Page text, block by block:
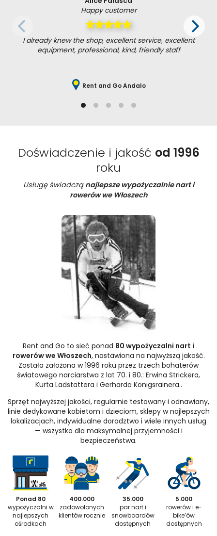
Happy customer
I already knew the shop, excellent service, excellent
equipment, professional, kind, friendly staff
Rent and Go Andalo
Doświadczenie i jakość od 1996
roku
Usługę świadczą najlepsze wypożyczalnie nart i
rowerów we Włoszech
Rent and Go to sieć ponad 80 wypożyczalni nart i
rowerów we Włoszech, nastawiona na najwyższą jakość.
Została założona w 1996 roku przez trzech bohaterów
światowego narciarstwa z lat 70. i 80.: Erwina Strickera,
Kurta Ladstättera i Gerharda Königsrainera..
Sprzęt najwyższej jakości, regularnie testowany i odnawiany,
linie dedykowane kobietom i dzieciom, sklepy w najlepszych
lokalizacjach, indywidualne doradztwo i wiele innych usług
— wszystko dla maksymalnej przyjemności i
bezpieczeństwa.
Ponad 80
wypożyczalni w
najlepszych
ośrodkach
400.000
zadowolonych
klientów rocznie
35.000
par nart i
snowboardów
dostępnych
5.000
rowerów i e-
bike’ów
dostępnych